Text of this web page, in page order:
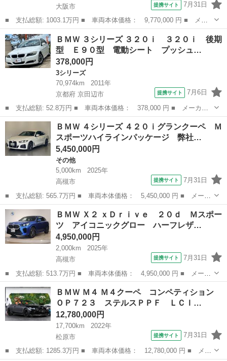
大阪市
提携サイト 7月31日
■ 支払総額: 1003.1万円 ■ 車両本体価格： 9,770,000 円 ■ メー
カー名： ＢＭＷ ■ 車種名： ８シリーズ ■ グレード名： Ｍ８
５０ｉ ｘＤｒｉｖｅクーペ Ｉｎｄｉｖｉｄｕａｌ フルレザーメ
リノアイ...
大阪 大阪市
ＢＭＷ ３シリーズ ３２０ｉ ３２０ｉ 後期
型 Ｅ９０型 電動シート プッシュ…
378,000円
3シリーズ
70,974km
2011年
京都府 京田辺市
提携サイト 7月6日
■ 支払総額: 52.8万円 ■ 車両本体価格： 378,000 円 ■ メーカー
名： ＢＭＷ ■ 車種名： ３シリーズ ■ グレード名： ３２０
ｉ ３２０ｉ 後期型 Ｅ９０型 電動シート プッシュスタート
ＣＤオーディオ...
京都 京田辺市 3シリーズ
ＢＭＷ ４シリーズ ４２０ｉグランクーペ Ｍ
スポーツハイラインパッケージ 弊社…
5,450,000円
その他
5,000km
2025年
高槻市
提携サイト 7月31日
■ 支払総額: 565.7万円 ■ 車両本体価格： 5,450,000 円 ■ メーカ
ー名： ＢＭＷ ■ 車種名： ４シリーズ ■ グレード名： ４２０
ｉグランクーペ Ｍスポーツハイラインパッケージ 弊社元デモレン
タ ハー...
大阪 高槻市
ＢＭＷ Ｘ２ ｘＤｒｉｖｅ ２０ｄ Ｍスポー
ツ アイコニックグロー ハーフレザ…
4,950,000円
2,000km
2025年
高槻市
提携サイト 7月31日
■ 支払総額: 513.7万円 ■ 車両本体価格： 4,950,000 円 ■ メーカ
ー名： ＢＭＷ ■ 車種名： Ｘ２ ■ グレード名： ｘＤｒｉｖ
ｅ ２０ｄ Ｍスポーツ アイコニックグロー ハーフレザーシー
ト メモリー...
大阪 高槻市
ＢＭＷ Ｍ４ Ｍ４クーペ コンペティション
ＯＰ７２３ ステルスＰＰＦ ＬＣＩ…
12,780,000円
17,700km
2022年
松原市
提携サイト 7月31日
■ 支払総額: 1285.3万円 ■ 車両本体価格： 12,780,000 円 ■ メー